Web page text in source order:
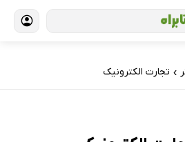
› تجارت الکترونیک